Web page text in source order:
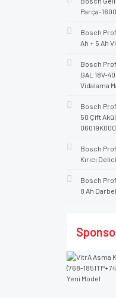
Parça-
Bosch
Ah + 5 Ah
Bosch
GAL 18V-
Vidalama
Bosch
50 Çift
Bosch
Kırıcı
Bosch
8 Ah